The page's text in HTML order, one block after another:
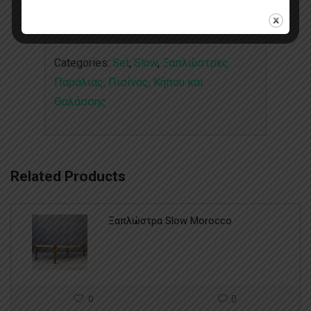
Categories: Set, Slow, Ξαπλώστρες
Παράλιας, Πισίνας, Κήπου και
Θαλάσσης
Related Products
Ξαπλώστρα Slow Morocco
0 0